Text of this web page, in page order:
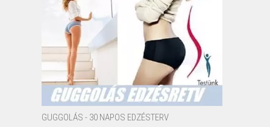
GUGGOLÁS - 30 NAPOS EDZÉSTERV